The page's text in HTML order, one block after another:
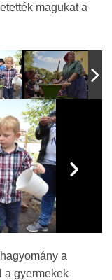
magukat a
a
a gyermekek